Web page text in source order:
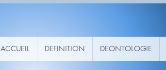
ACCUEIL DEFINITION DEONTOLOGIE